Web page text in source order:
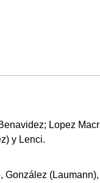
Lopez
y Lenci.
González